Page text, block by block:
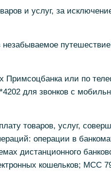
и услуг, за
Примсоцбанка или по
для звонков с
товаров, услуг,
операции в
дистанционного
кошельков; МСС